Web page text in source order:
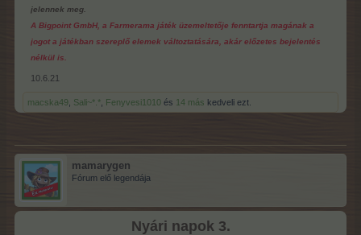
jelennek meg.
A Bigpoint GmbH, a Farmerama játék üzemeltetője fenntartja magának a
jogot a játékban szereplő elemek változtatására, akár előzetes bejelentés
nélkül is.
10.6.21
macska49 Sali~*.* Fenyvesi1010 és 14 más kedveli ezt.
mamarygen
Fórum elő legendája
Nyári napok 3.